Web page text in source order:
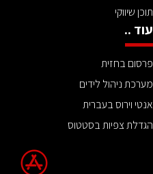
תוכן שיווקי
עוד ..
פרסום בחזית
מערכת ניהול לידים
אנטי וירוס בעברית
הגדלת צפיות בסטטוס